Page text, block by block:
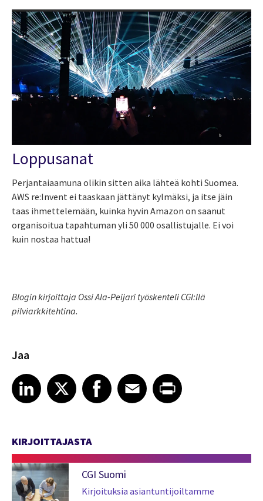
Loppusanat
Perjantaiaamuna olikin sitten aika lähteä kohti Suomea.
AWS re:Invent ei taaskaan jättänyt kylmäksi, ja itse jäin
taas ihmettelemään, kuinka hyvin Amazon on saanut
organisoitua tapahtuman yli 50 000 osallistujalle. Ei voi
kuin nostaa hattua!
Blogin kirjoittaja Ossi Ala-Peijari työskenteli CGI:llä
pilviarkkitehtina.
Jaa
Share article on LinkedIn
LinkedIn
Share article on XShare article on Facebook
Facebook
Share article on Email
EmailShare article on Print
KIRJOITTAJASTA
CGI Suomi
Kirjoituksia asiantuntijoiltamme